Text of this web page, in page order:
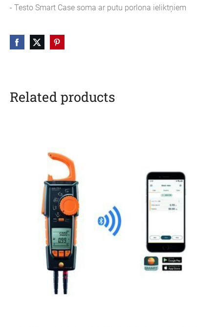
- Testo Smart Case soma ar putu porlona ieliktņiem
Related products